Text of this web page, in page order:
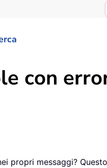
con
propri messaggi?